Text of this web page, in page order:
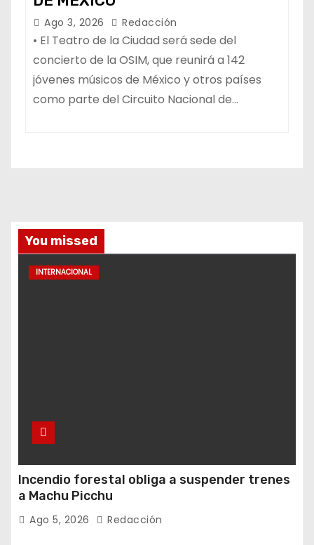
Ago 3, 2026 Redacción
• El Teatro de la Ciudad será sede del
concierto de la OSIM, que reunirá a 142
jóvenes músicos de México y otros países
como parte del Circuito Nacional de…
You missed
INTERNACIONAL
Incendio forestal obliga a suspender trenes
a Machu Picchu
Ago 5, 2026 Redacción